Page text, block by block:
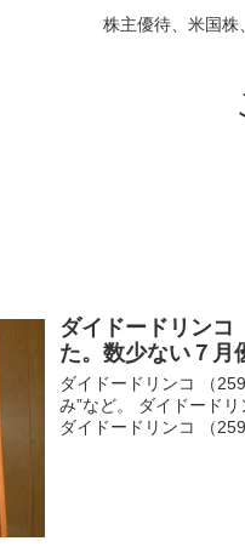
株主優待、米国株
ダイドードリンコ
た。数少ない７月
ダイドードリンコ （
み”など。 ダイドード
ダイドードリンコ （